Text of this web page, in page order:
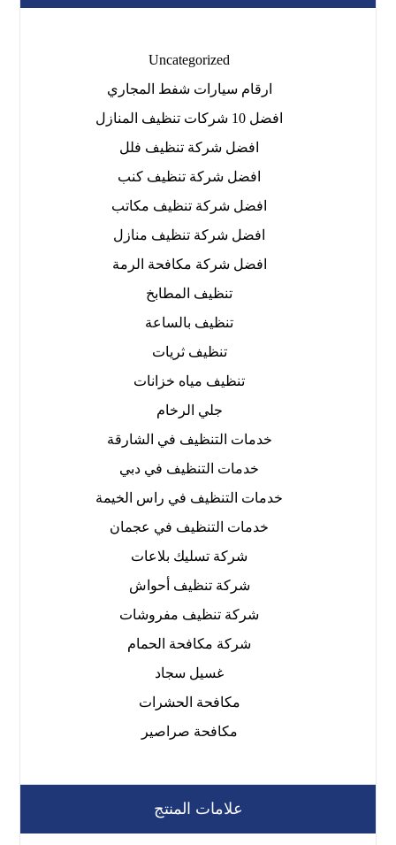
Uncategorized
ارقام سيارات شفط المجاري
افضل 10 شركات تنظيف المنازل
افضل شركة تنظيف فلل
افضل شركة تنظيف كنب
افضل شركة تنظيف مكاتب
افضل شركة تنظيف منازل
افضل شركة مكافحة الرمة
تنظيف المطابخ
تنظيف بالساعة
تنظيف ثريات
تنظيف مياه خزانات
جلي الرخام
خدمات التنظيف في الشارقة
خدمات التنظيف في دبي
خدمات التنظيف في راس الخيمة
خدمات التنظيف في عجمان
شركة تسليك بلاعات
شركة تنظيف أحواش
شركة تنظيف مفروشات
شركة مكافحة الحمام
غسيل سجاد
مكافحة الحشرات
مكافحة صراصير
علامات المنتج